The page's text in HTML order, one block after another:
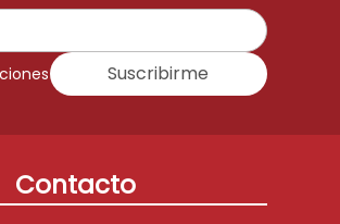
Suscribirme
Contacto